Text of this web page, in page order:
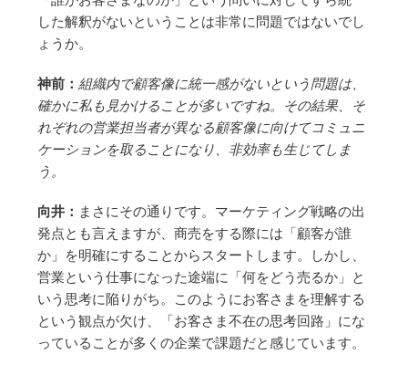
した解釈がないということは非常に問題ではないでし
ょうか。
神前： 組織内で顧客像に統一感がないという問題は、
確かに私も見かけることが多いですね。その結果、そ
れぞれの営業担当者が異なる顧客像に向けてコミュニ
ケーションを取ることになり、非効率も生じてしま
う。
向井： まさにその通りです。マーケティング戦略の出
発点とも言えますが、商売をする際には「顧客が誰
か」を明確にすることからスタートします。しかし、
営業という仕事になった途端に「何をどう売るか」と
いう思考に陥りがち。このようにお客さまを理解する
という観点が欠け、「お客さま不在の思考回路」にな
っていることが多くの企業で課題だと感じています。